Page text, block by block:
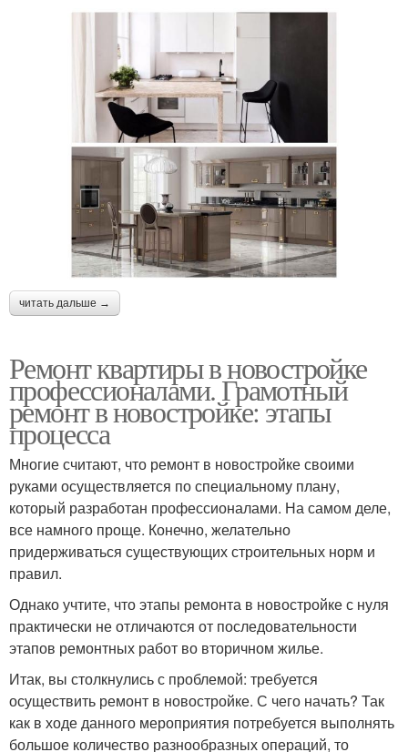
читать дальше →
Ремонт квартиры в новостройке
профессионалами. Грамотный
ремонт в новостройке: этапы
процесса
Многие считают, что ремонт в новостройке своими
руками осуществляется по специальному плану,
который разработан профессионалами. На самом деле,
все намного проще. Конечно, желательно
придерживаться существующих строительных норм и
правил.
Однако учтите, что этапы ремонта в новостройке с нуля
практически не отличаются от последовательности
этапов ремонтных работ во вторичном жилье.
Итак, вы столкнулись с проблемой: требуется
осуществить ремонт в новостройке. С чего начать? Так
как в ходе данного мероприятия потребуется выполнять
большое количество разнообразных операций, то